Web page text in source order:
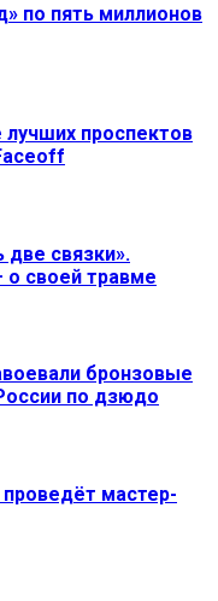
по пять миллионов
лучших проспектов
связки».
о своей травме
бронзовые
по дзюдо
мастер-